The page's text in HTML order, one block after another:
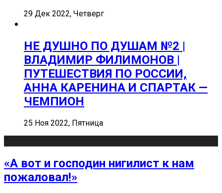
29 Дек 2022, Четверг
НЕ ДУШНО ПО ДУШАМ №2 |
ВЛАДИМИР ФИЛИМОНОВ |
ПУТЕШЕСТВИЯ ПО РОССИИ,
АННА КАРЕНИНА И СПАРТАК —
ЧЕМПИОН
25 Ноя 2022, Пятница
«А вот и господин нигилист к нам
пожаловал!»